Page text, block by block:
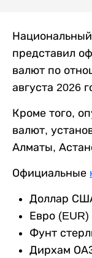
представил
валют по
августа 2026
Кроме того,
валют,
Алматы,
Официальные
Доллар
Евро (EUR)
Фунт
Дирхам